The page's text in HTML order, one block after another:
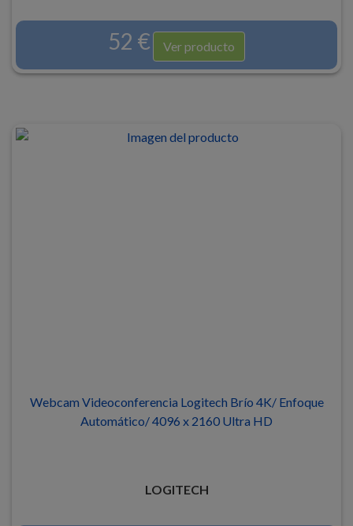
52 € Ver producto
Webcam Videoconferencia Logitech Brío 4K/ Enfoque
Automático/ 4096 x 2160 Ultra HD
LOGITECH